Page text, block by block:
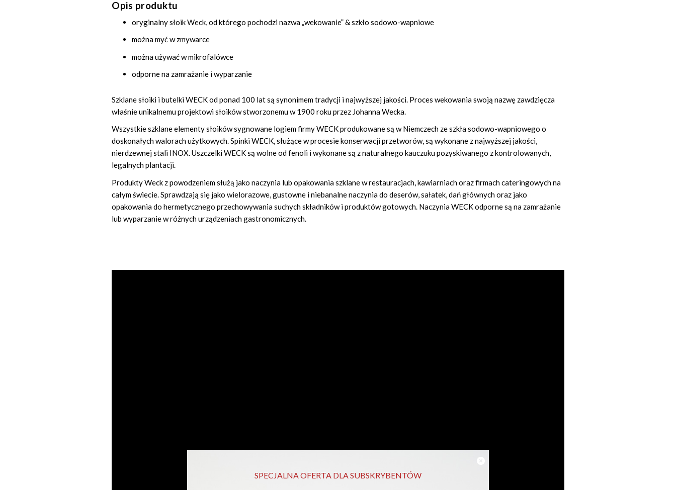
SPECJALNA OFERTA DLA SUBSKRYBENTÓW
Opis produktu
oryginalny słoik Weck, od którego pochodzi nazwa „wekowanie” & szkło sodowo-wapniowe
można myć w zmywarce
można używać w mikrofalówce
odporne na zamrażanie i wyparzanie
Szklane słoiki i butelki WECK od ponad 100 lat są synonimem tradycji i najwyższej jakości. Proces wekowania swoją nazwę zawdzięcza
właśnie unikalnemu projektowi słoików stworzonemu w 1900 roku przez Johanna Wecka.
Wszystkie szklane elementy słoików sygnowane logiem firmy WECK produkowane są w Niemczech ze szkła sodowo-wapniowego o
doskonałych walorach użytkowych. Spinki WECK, służące w procesie konserwacji przetworów, są wykonane z najwyższej jakości,
nierdzewnej stali INOX. Uszczelki WECK są wolne od fenoli i wykonane są z naturalnego kauczuku pozyskiwanego z kontrolowanych,
legalnych plantacji.
Produkty Weck z powodzeniem służą jako naczynia lub opakowania szklane w restauracjach, kawiarniach oraz firmach cateringowych na
całym świecie. Sprawdzają się jako wielorazowe, gustowne i niebanalne naczynia do deserów, sałatek, dań głównych oraz jako
opakowania do hermetycznego przechowywania suchych składników i produktów gotowych. Naczynia WECK odporne są na zamrażanie
lub wyparzanie w różnych urządzeniach gastronomicznych.